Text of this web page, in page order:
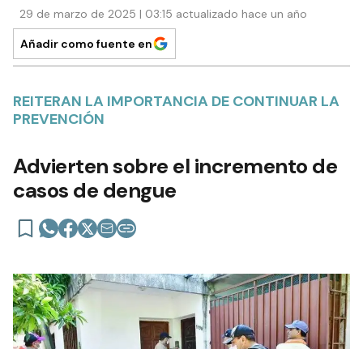
29 de marzo de 2025 | 03:15 actualizado hace un año
Añadir como fuente en
REITERAN LA IMPORTANCIA DE CONTINUAR LA
PREVENCIÓN
Advierten sobre el incremento de
casos de dengue